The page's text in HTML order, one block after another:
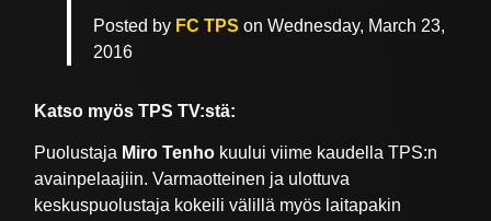
Posted by FC TPS on Wednesday, March 23,
2016
Katso myös TPS TV:stä:
Puolustaja Miro Tenho kuului viime kaudella TPS:n
avainpelaajiin. Varmaotteinen ja ulottuva
keskuspuolustaja kokeili välillä myös laitapakin